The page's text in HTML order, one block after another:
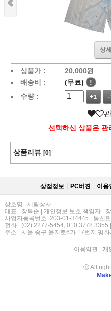
상
상품가 : 20,000원
배송비 :
(무료)
!
수량 :
+1
선택하신 상품은 관
상품리뷰 [0]
상점정보 PC버젼 이용
상호명 : 세림상사
대표 : 장복순 | 개인정보 보호 책임자 :
사업자등록번호 :203-01-34445 | 통신
전화 : (02) 2277-5454, 010 3778 3355
주소 : 서울 중구 을지로6가 17번지 평
이용약관| 개
ⓒ All